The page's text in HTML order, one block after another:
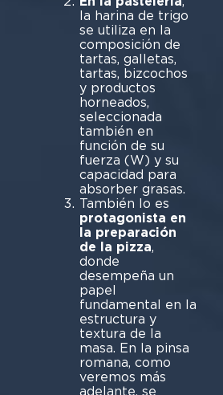
la harina de trigo
se utiliza en la
composición de
tartas, galletas,
tartas, bizcochos
y productos
horneados,
seleccionada
también en
función de su
fuerza (W) y su
capacidad para
absorber grasas.
También lo es
protagonista en
la preparación
de la pizza,
donde
desempeña un
papel
fundamental en la
estructura y
textura de la
masa. En la pinsa
romana, como
veremos más
adelante, se